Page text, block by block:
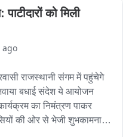
गया था कि
जाएगा।
लगाए गए हैं।लेकिन समस्या जस
_यूथ कांग्रेस
को मिली
ago
राजस्थानी संगम में पहुंचेगे
बधाई संदेश ये आयोजन
का निमंत्रण पाकर
की ओर से भेजी शुभकामनाएँ